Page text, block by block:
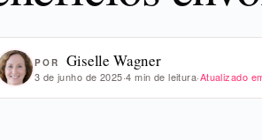
POR Giselle Wagner
3 de junho de 2025·4 min de leitura·Atualizado